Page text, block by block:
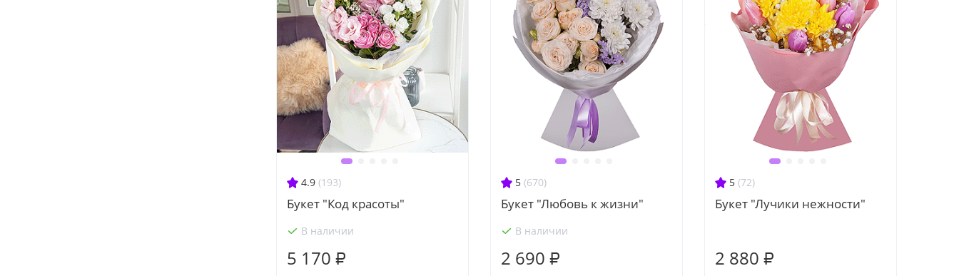
4.9 (193)
Букет "Код красоты"
В наличии
5 170 ₽
5 (670)
Букет "Любовь к жизни"
В наличии
2 690 ₽
5 (72)
Букет "Лучики нежности"
2 880 ₽